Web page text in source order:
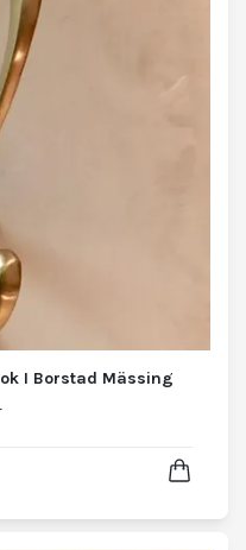
I Borstad Mässing